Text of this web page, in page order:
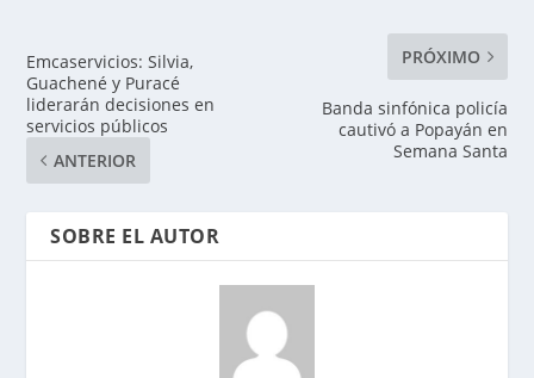
Emcaservicios: Silvia,
Guachené y Puracé
liderarán decisiones en
servicios públicos
ANTERIOR
PRÓXIMO
Banda sinfónica policía
cautivó a Popayán en
Semana Santa
SOBRE EL AUTOR